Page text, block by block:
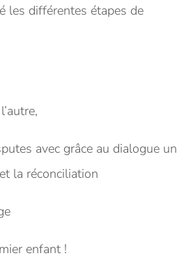
les différentes étapes de
avec grâce au dialogue un
la réconciliation
enfant !